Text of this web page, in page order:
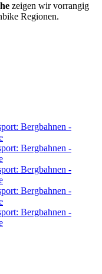
zeigen wir vorrangig
Regionen.